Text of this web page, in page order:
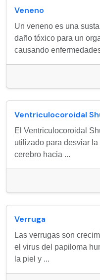
Veneno
Un veneno es una
daño tóxico para un
causando
Ventriculocoroidal
El Ventriculocoroidal
utilizado para desviar
cerebro hacia ...
Verruga
Las verrugas son
el virus del papiloma
la piel y ...